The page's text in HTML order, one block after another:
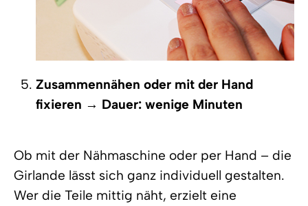
Zusammennähen oder mit der Hand
fixieren → Dauer: wenige Minuten
Ob mit der Nähmaschine oder per Hand – die
Girlande lässt sich ganz individuell gestalten.
Wer die Teile mittig näht, erzielt eine